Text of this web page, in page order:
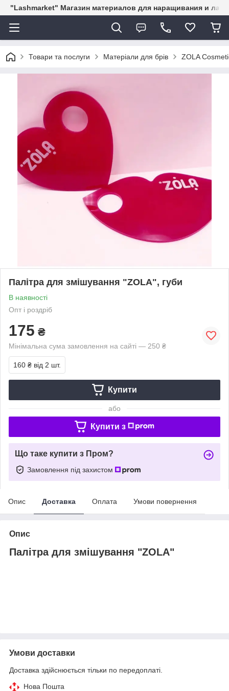
"Lashmarket" Магазин материалов для наращивания и
Товари та послуги Матеріали для брів ZOLA
Палітра для змішування "ZOLA", губи
В наявності
Опт і роздріб
175 ₴
Мінімальна сума замовлення на сайті — 250 ₴
160 ₴ від 2 шт.
Купити
або
Купити з
Що таке купити з Пром?
Замовлення під захистом
Опис Доставка Оплата Умови повернення
Опис
Палітра для змішування "ZOLA"
Умови доставки
Доставка здійснюється тільки по передоплаті.
Нова Пошта